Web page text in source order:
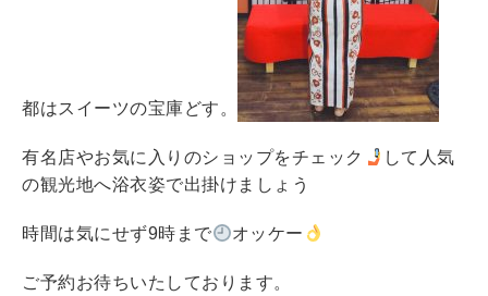
都はスイーツの宝庫どす。
有名店やお気に入りのショップをチェック
して人気
の観光地へ浴衣姿で出掛けましょう
時間は気にせず9時まで オッケー
ご予約お待ちいたしております。